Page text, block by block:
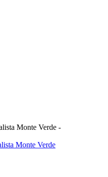
Monte Verde -